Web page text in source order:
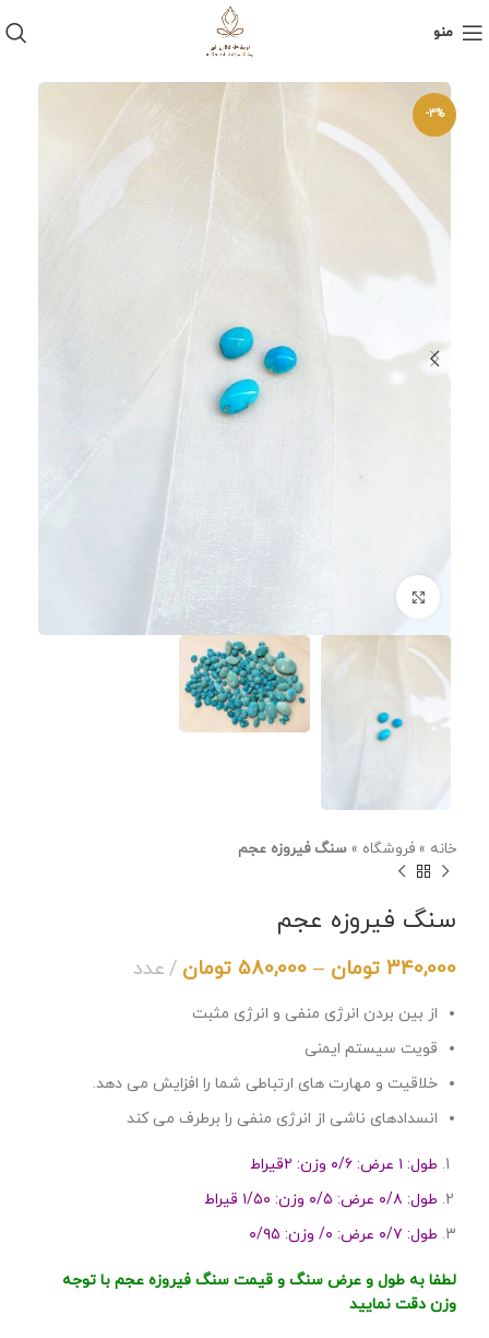
منو
-3%
برای بزرگنمایی کلیک کنید
خانه » فروشگاه » سنگ فیروزه عجم
سنگ فیروزه عجم
340,000 تومان –
580,000 تومان عدد
از بین بردن انرژی منفی و انرژی مثبت
قویت سیستم ایمنی
خلاقیت و مهارت های ارتباطی شما را افزایش می دهد.
انسدادهای ناشی از انرژی منفی را برطرف می کند
طول: ۱ عرض: ۰/۶ وزن: ۲قیراط
طول: ۰/۸ عرض: ۰/۵ وزن: ۱/۵۰ قیراط
طول: ۰/۷ عرض: ۰/ وزن: ۰/۹۵
لطفا به طول و عرض سنگ و قیمت سنگ فیروزه عجم با توجه
وزن دقت نمایید